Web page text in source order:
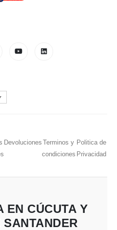
Devoluciones Terminos y
condiciones
Politica de
Privacidad
EN CÚCUTA Y